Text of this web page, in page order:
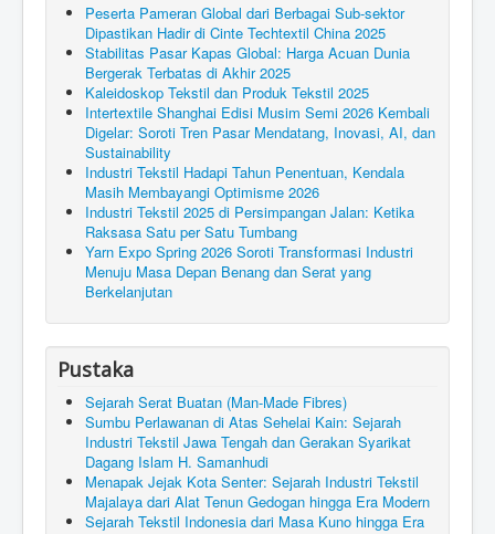
Peserta Pameran Global dari Berbagai Sub-sektor
Dipastikan Hadir di Cinte Techtextil China 2025
Stabilitas Pasar Kapas Global: Harga Acuan Dunia
Bergerak Terbatas di Akhir 2025
Kaleidoskop Tekstil dan Produk Tekstil 2025
Intertextile Shanghai Edisi Musim Semi 2026 Kembali
Digelar: Soroti Tren Pasar Mendatang, Inovasi, AI, dan
Sustainability
Industri Tekstil Hadapi Tahun Penentuan, Kendala
Masih Membayangi Optimisme 2026
Industri Tekstil 2025 di Persimpangan Jalan: Ketika
Raksasa Satu per Satu Tumbang
Yarn Expo Spring 2026 Soroti Transformasi Industri
Menuju Masa Depan Benang dan Serat yang
Berkelanjutan
Pustaka
Sejarah Serat Buatan (Man-Made Fibres)
Sumbu Perlawanan di Atas Sehelai Kain: Sejarah
Industri Tekstil Jawa Tengah dan Gerakan Syarikat
Dagang Islam H. Samanhudi
Menapak Jejak Kota Senter: Sejarah Industri Tekstil
Majalaya dari Alat Tenun Gedogan hingga Era Modern
Sejarah Tekstil Indonesia dari Masa Kuno hingga Era